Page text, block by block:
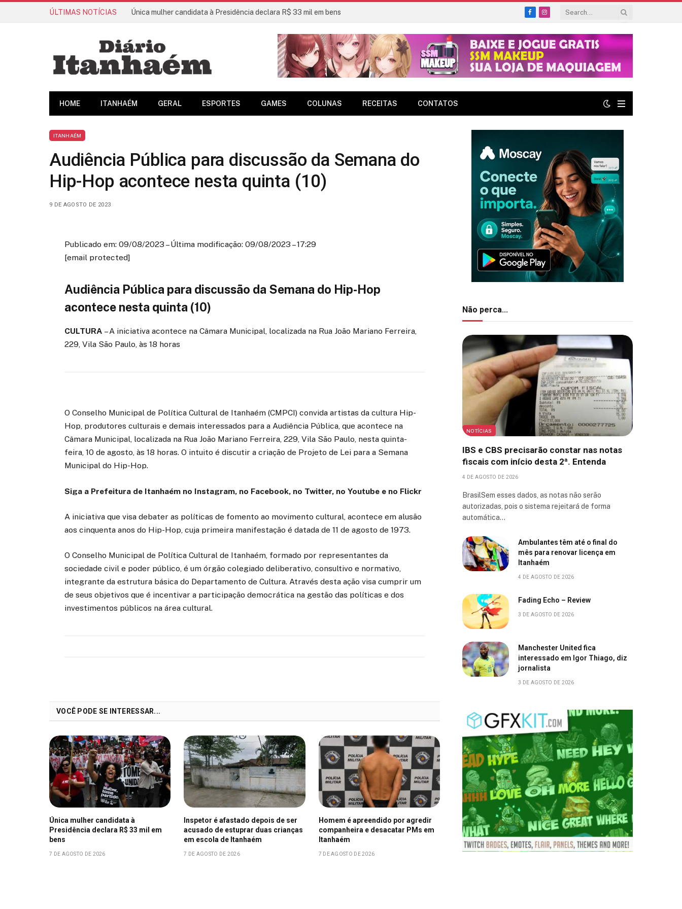
ÚLTIMAS NOTÍCIAS Única mulher candidata à Presidência declara R$ 33 mil em bens
FacebookInstagram
HOME ITANHAÉM GERAL ESPORTES GAMES COLUNAS RECEITAS CONTATOS
ITANHAÉM
Audiência Pública para discussão da Semana do
Hip-Hop acontece nesta quinta (10)
9 DE AGOSTO DE 2023
Publicado em: 09/08/2023 – Última modificação: 09/08/2023 – 17:29
[email protected]
Audiência Pública para discussão da Semana do Hip-Hop
acontece nesta quinta (10)
CULTURA – A iniciativa acontece na Câmara Municipal, localizada na Rua João Mariano Ferreira,
229, Vila São Paulo, às 18 horas
O Conselho Municipal de Política Cultural de Itanhaém (CMPCI) convida artistas da cultura Hip-
Hop, produtores culturais e demais interessados para a Audiência Pública, que acontece na
Câmara Municipal, localizada na Rua João Mariano Ferreira, 229, Vila São Paulo, nesta quinta-
feira, 10 de agosto, às 18 horas. O intuito é discutir a criação de Projeto de Lei para a Semana
Municipal do Hip-Hop.
Siga a Prefeitura de Itanhaém no Instagram, no Facebook, no Twitter, no Youtube e no Flickr
A iniciativa que visa debater as políticas de fomento ao movimento cultural, acontece em alusão
aos cinquenta anos do Hip-Hop, cuja primeira manifestação é datada de 11 de agosto de 1973.
O Conselho Municipal de Política Cultural de Itanhaém, formado por representantes da
sociedade civil e poder público, é um órgão colegiado deliberativo, consultivo e normativo,
integrante da estrutura básica do Departamento de Cultura. Através desta ação visa cumprir um
de seus objetivos que é incentivar a participação democrática na gestão das políticas e dos
investimentos públicos na área cultural.
VOCÊ PODE SE INTERESSAR...
Única mulher candidata à
Presidência declara R$ 33 mil em
bens
7 DE AGOSTO DE 2026
Inspetor é afastado depois de ser
acusado de estuprar duas crianças
em escola de Itanhaém
7 DE AGOSTO DE 2026
Homem é apreendido por agredir
companheira e desacatar PMs em
Itanhaém
7 DE AGOSTO DE 2026
Não perca...
NOTÍCIAS
IBS e CBS precisarão constar nas notas
fiscais com início desta 2ª. Entenda
4 DE AGOSTO DE 2026
BrasilSem esses dados, as notas não serão
autorizadas, pois o sistema rejeitará de forma
automática…
Ambulantes têm até o final do
mês para renovar licença em
Itanhaém
4 DE AGOSTO DE 2026
Fading Echo – Review
3 DE AGOSTO DE 2026
Manchester United fica
interessado em Igor Thiago, diz
jornalista
3 DE AGOSTO DE 2026